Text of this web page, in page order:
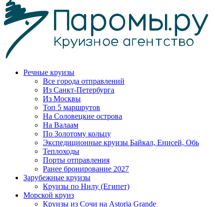
Речные круизы
Все города отправлений
Из Санкт-Петербурга
Из Москвы
Топ 5 маршрутов
На Соловецкие острова
На Валаам
По Золотому кольцу
Экспедиционные круизы Байкал, Енисей, Обь
Теплоходы
Порты отправления
Ранее бронирование 2027
Зарубежные круизы
Круизы по Нилу (Египет)
Морской круиз
Круизы из Сочи на Astoria Grande